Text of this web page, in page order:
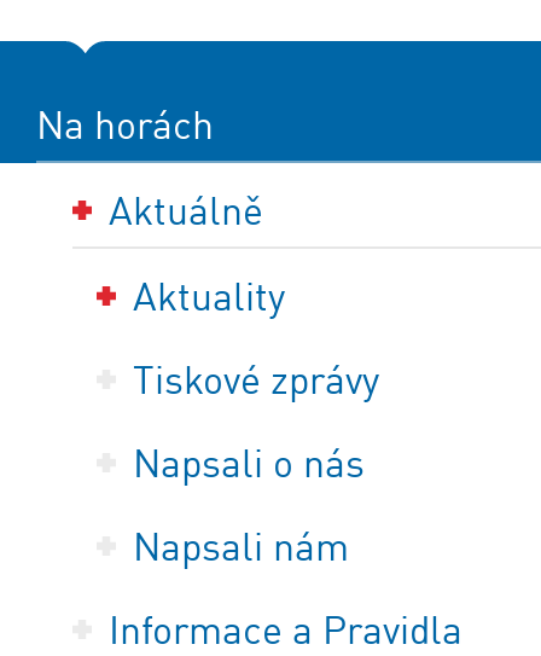
Na horách
Aktuálně
Aktuality
Tiskové zprávy
Napsali o nás
Napsali nám
Informace a Pravidla